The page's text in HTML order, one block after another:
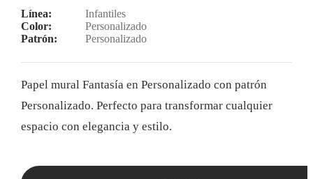
Línea:
Infantiles
Color:
Personalizado
Patrón:
Personalizado
Papel mural Fantasía en Personalizado con patrón
Personalizado. Perfecto para transformar cualquier
espacio con elegancia y estilo.